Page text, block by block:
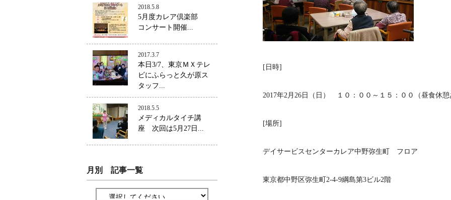
[日時]
2017年2月26日（日） １０：００～１５：００（昼食休憩
[場所]
デイサービスセンターカレア中野弥生町 フロア
東京都中野区弥生町2-4-9綱島第3ビル2階
2018.5.8
5月度カレア倶楽部
コンサート開催...
2017.3.7
本日3/7、東京ＭＸテレ
ビにふらっと久が原ス
タッフ...
2018.5.5
メディカルタイチ講
座 次回は5月27日...
月別 記事一覧